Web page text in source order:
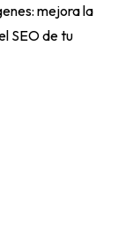
mejora la
SEO de tu